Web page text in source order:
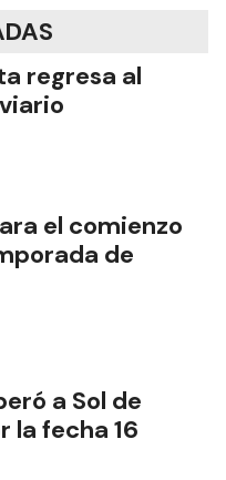
regresa al
el comienzo
de
a Sol de
la fecha 16